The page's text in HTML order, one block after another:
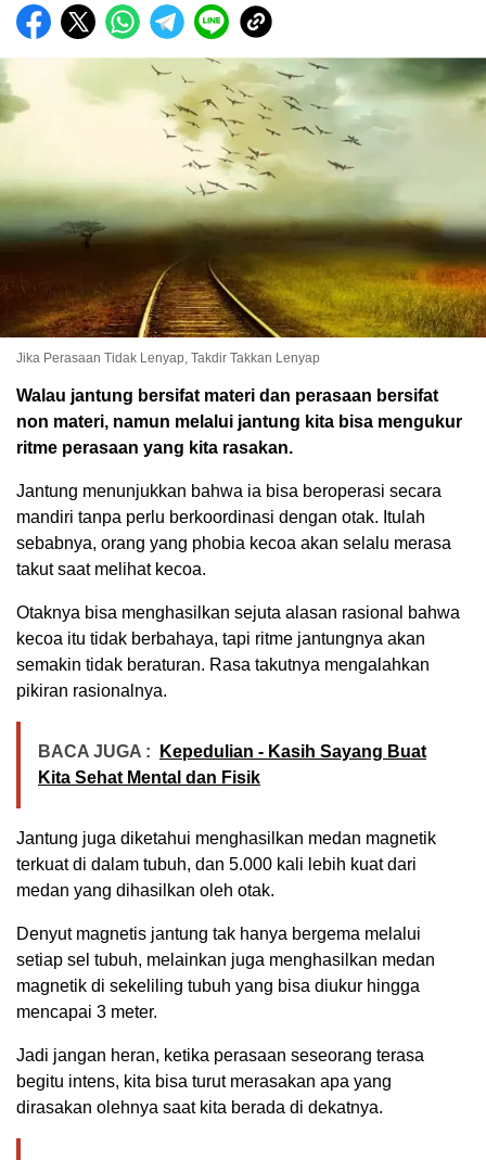
Jika Perasaan Tidak Lenyap, Takdir Takkan Lenyap
Walau jantung bersifat materi dan perasaan bersifat
non materi, namun melalui jantung kita bisa mengukur
ritme perasaan yang kita rasakan.
Jantung menunjukkan bahwa ia bisa beroperasi secara
mandiri tanpa perlu berkoordinasi dengan otak. Itulah
sebabnya, orang yang phobia kecoa akan selalu merasa
takut saat melihat kecoa.
Otaknya bisa menghasilkan sejuta alasan rasional bahwa
kecoa itu tidak berbahaya, tapi ritme jantungnya akan
semakin tidak beraturan. Rasa takutnya mengalahkan
pikiran rasionalnya.
BACA JUGA :
Kepedulian - Kasih Sayang Buat
Kita Sehat Mental dan Fisik
Jantung juga diketahui menghasilkan medan magnetik
terkuat di dalam tubuh, dan 5.000 kali lebih kuat dari
medan yang dihasilkan oleh otak.
Denyut magnetis jantung tak hanya bergema melalui
setiap sel tubuh, melainkan juga menghasilkan medan
magnetik di sekeliling tubuh yang bisa diukur hingga
mencapai 3 meter.
Jadi jangan heran, ketika perasaan seseorang terasa
begitu intens, kita bisa turut merasakan apa yang
dirasakan olehnya saat kita berada di dekatnya.